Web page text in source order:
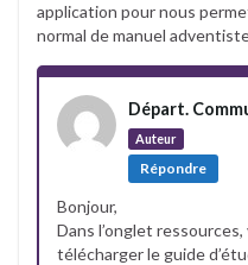
application pour nous
normal de manuel
Départ.
Auteur
Répondre
Bonjour,
Dans l’onglet
télécharger le guide